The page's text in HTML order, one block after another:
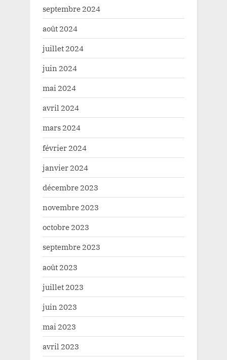
septembre 2024
août 2024
juillet 2024
juin 2024
mai 2024
avril 2024
mars 2024
février 2024
janvier 2024
décembre 2023
novembre 2023
octobre 2023
septembre 2023
août 2023
juillet 2023
juin 2023
mai 2023
avril 2023